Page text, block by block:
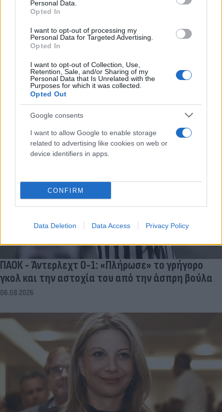
Personal Data.
Opted In
I want to opt-out of processing my
Personal Data for Targeted Advertising.
Opted In
I want to opt-out of Collection, Use,
Retention, Sale, and/or Sharing of my
Personal Data that Is Unrelated with the
Purposes for which it was collected.
Opted Out
Google consents
I want to allow Google to enable storage
related to advertising like cookies on web or
device identifiers in apps.
CONFIRM
Data Deletion Data Access Privacy Policy
ΠΑΟΚ - Άντερλεχτ 0-1: «Πλήρωσε» το γρήγορο
γκολ και την αστοχία του από την άσπρη βούλα
06.08.2026